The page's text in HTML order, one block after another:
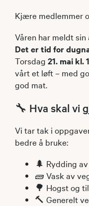
Kjære medlemmer
Våren har meldt
Det er tid for
Torsdag 21. mai kl.
vårt et løft – med
god mat.
🔧 Hva skal vi
Vi tar tak i
bedre å bruke:
🌲 Rydding
🧱 Vask av
🌳 Hogst og
🔨 Generelt